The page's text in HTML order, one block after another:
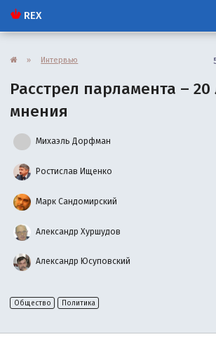
REX
» Интервью
Расстрел парламента – 20
мнения
Михаэль Дорфман
Ростислав Ищенко
Марк Сандомирский
Александр Хуршудов
Александр Юсуповский
Общество Политика